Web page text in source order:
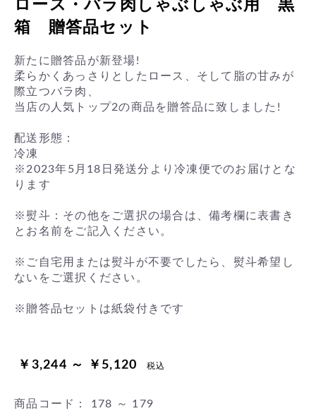
ロース・バラ肉しゃぶしゃぶ用 黒
箱 贈答品セット
新たに贈答品が新登場!
柔らかくあっさりとしたロース、そして脂の甘みが
際立つバラ肉、
当店の人気トップ2の商品を贈答品に致しました!
配送形態：
冷凍
※2023年5月18日発送分より冷凍便でのお届けとな
ります
※熨斗：その他をご選択の場合は、備考欄に表書き
とお名前をご記入ください。
※ご自宅用または熨斗が不要でしたら、熨斗希望し
ないをご選択ください。
※贈答品セットは紙袋付きです
￥3,244 ～ ￥5,120 税込
商品コード： 178 ～ 179